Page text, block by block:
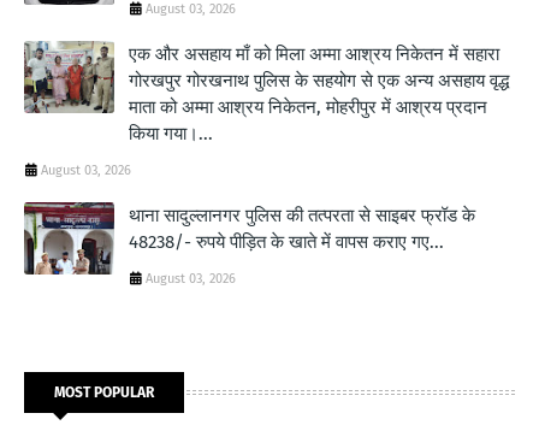
August 03, 2026
एक और असहाय माँ को मिला अम्मा आश्रय निकेतन में सहारा
गोरखपुर गोरखनाथ पुलिस के सहयोग से एक अन्य असहाय वृद्ध
माता को अम्मा आश्रय निकेतन, मोहरीपुर में आश्रय प्रदान
किया गया।...
August 03, 2026
थाना सादुल्लानगर पुलिस की तत्परता से साइबर फ्रॉड के
48238/- रुपये पीड़ित के खाते में वापस कराए गए...
August 03, 2026
MOST POPULAR